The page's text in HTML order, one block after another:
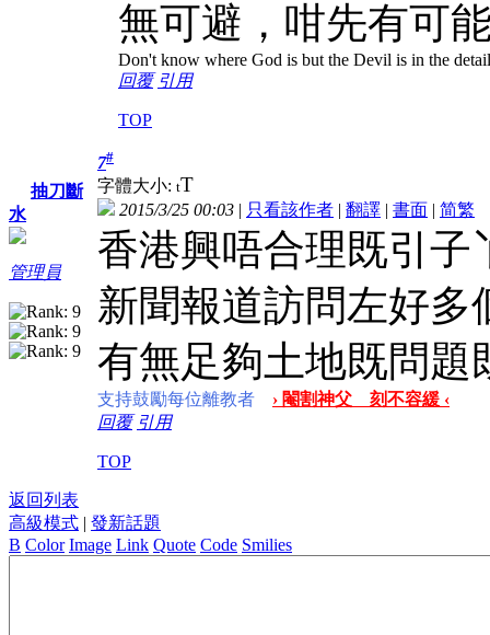
無可避，咁先有可
Don't know where God is but the Devil is in the
回覆 引用
TOP
抽刀斷
水
管理員
7#
字體大小: tT
2015/3/25 00:03 | 只看該作者 | 翻譯 | 書面 | 简繁
香港興唔合理既引子
新聞報道訪問左好多
有無足夠土地既問題
支持鼓勵每位離教者
› 閹割神父 刻不容緩 ‹
回覆 引用
TOP
返回列表
高級模式 | 發新話題
B Color Image Link Quote Code Smilies